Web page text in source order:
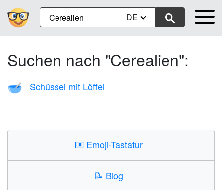
DE
Suchen nach "Cerealien":
🥣 Schüssel mit Löffel
⌨️ Emoji-Tastatur
📝 Blog